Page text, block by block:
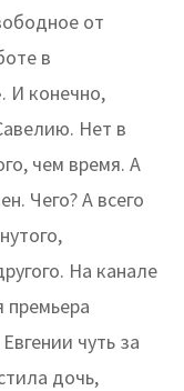
от
в
И конечно,
Нет в
чем время. А
Чего? А всего
На канале
премьера
чуть за
дочь,